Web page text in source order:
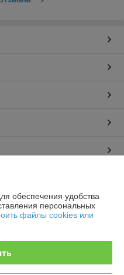
обеспечения удобства
персональных
файлы cookies или